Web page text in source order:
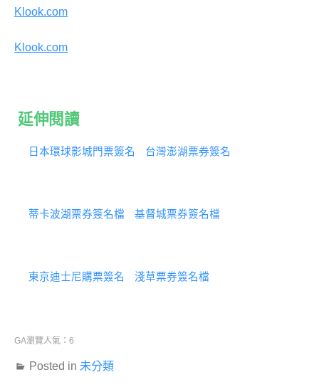
Klook.com
Klook.com
延伸閱讀
日本環球影城門票簽名 台灣澎湖票券簽名
蒂卡波湖票券簽名檔 基督城票券簽名檔
東京迪士尼購票簽名 淺草票券簽名檔
GA瀏覽人氣：6
Posted in 未分類